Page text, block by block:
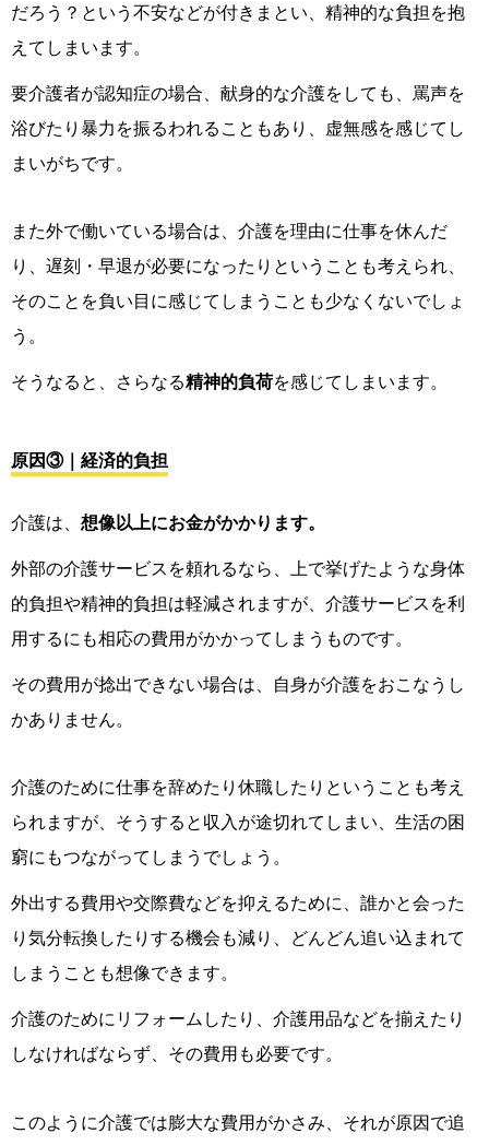
だろう？という不安などが付きまとい、精神的な負担を抱
えてしまいます。
要介護者が認知症の場合、献身的な介護をしても、罵声を
浴びたり暴力を振るわれることもあり、虚無感を感じてし
まいがちです。
また外で働いている場合は、介護を理由に仕事を休んだ
り、遅刻・早退が必要になったりということも考えられ、
そのことを負い目に感じてしまうことも少なくないでしょ
う。
そうなると、さらなる精神的負荷を感じてしまいます。
原因③｜経済的負担
介護は、 想像以上にお金がかかります。
外部の介護サービスを頼れるなら、上で挙げたような身体
的負担や精神的負担は軽減されますが、介護サービスを利
用するにも相応の費用がかかってしまうものです。
その費用が捻出できない場合は、自身が介護をおこなうし
かありません。
介護のために仕事を辞めたり休職したりということも考え
られますが、そうすると収入が途切れてしまい、生活の困
窮にもつながってしまうでしょう。
外出する費用や交際費などを抑えるために、誰かと会った
り気分転換したりする機会も減り、どんどん追い込まれて
しまうことも想像できます。
介護のためにリフォームしたり、介護用品などを揃えたり
しなければならず、その費用も必要です。
このように介護では膨大な費用がかさみ、それが原因で追